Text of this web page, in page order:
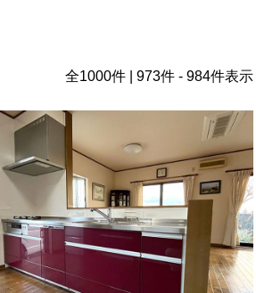
全1000件 | 973件 - 984件表示